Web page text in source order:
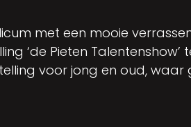
met een mooie
‘de Pieten Talentenshow’
voor jong en oud, waar